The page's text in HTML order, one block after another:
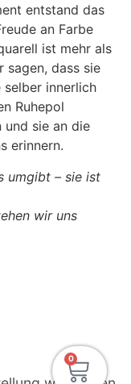
entstand das
an Farbe
ist mehr als
sagen, dass sie
innerlich
Ruhepol
und sie an die
erinnern.
umgibt – sie ist
wir uns
0